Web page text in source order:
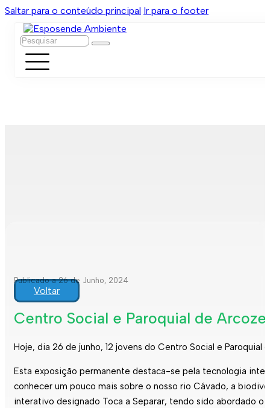
Saltar para o conteúdo principal Ir para o footer
Pesquisar
Publicado a 26 de Junho, 2024
Voltar
Centro Social e Paroquial de
Hoje, dia 26 de junho, 12 jovens do Centro Social e
Esta exposição permanente destaca-se pela tecnologia
conhecer um pouco mais sobre o nosso rio Cávado, a
interativo designado Toca a Separar, tendo sido abordado o